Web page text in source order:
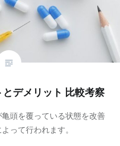
デメリット 比較考察
頭を覆っている状態を改善
って行われます。